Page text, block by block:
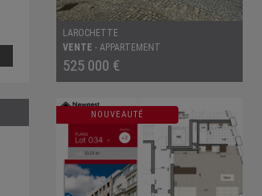
LAROCHETTE
VENTE - APPARTEMENT
525 000 €
NOUVEAUTÉ